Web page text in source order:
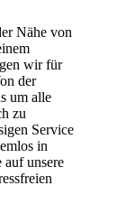
Nähe von
wir für
der
um alle
zu
Service
in
auf unsere